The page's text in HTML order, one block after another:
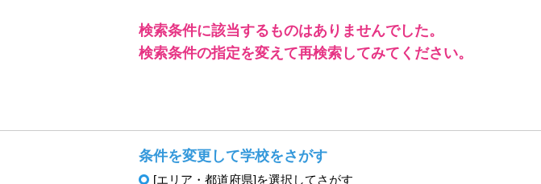
検索条件に該当するものはありませんでした。
検索条件の指定を変えて再検索してみてください。
条件を変更して学校をさがす
[エリア・都道府県]を選択してさがす